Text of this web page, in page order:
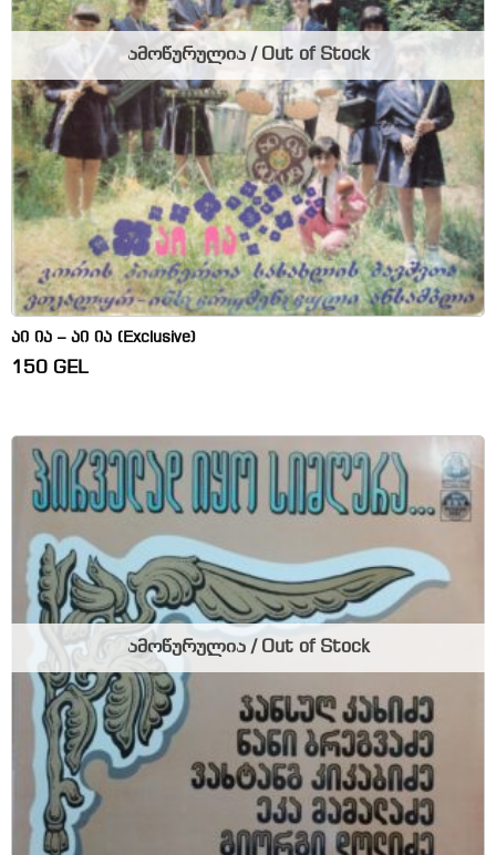
აი ია – აი ია (Exclusive)
150 GEL
ამოწურულია / Out of Stock
ამოწურულია / Out of Stock